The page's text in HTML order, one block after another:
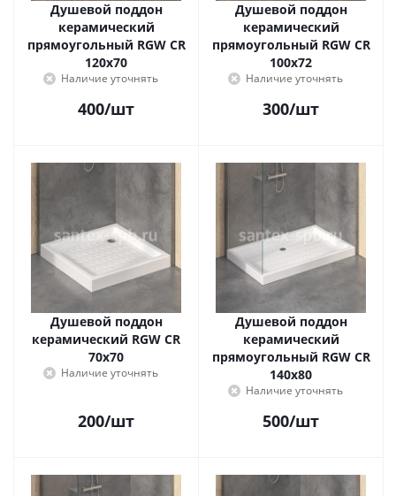
Душевой поддон
керамический
прямоугольный RGW CR
120x70
Наличие уточнять
400/шт
Душевой поддон
керамический
прямоугольный RGW CR
100x72
Наличие уточнять
300/шт
Душевой поддон
керамический RGW CR
70x70
Наличие уточнять
200/шт
Душевой поддон
керамический
прямоугольный RGW CR
140x80
Наличие уточнять
500/шт